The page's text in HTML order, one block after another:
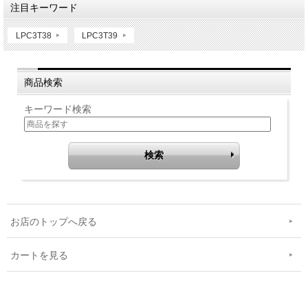
注目キーワード
LPC3T38 LPC3T39
商品検索
キーワード検索
お店のトップへ戻る
カートを見る